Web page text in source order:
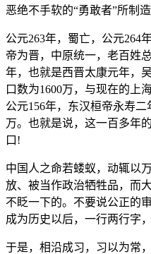
恶绝不手软的“勇敢者”所制造
公元263年，蜀亡，公元264
帝为晋，中原统一，老百姓
年，也就是西晋太康元年，
口数为1600万，与现在的上
公元156年，东汉桓帝永寿
万。也就是说，这一百多年
口!
中国人之命若蝼蚁，动辄以
放、被当作政治牺牲品，而
不眨一下的。不要说公正的
成为历史以后，一行两行字
于是，相沿成习，习以为常